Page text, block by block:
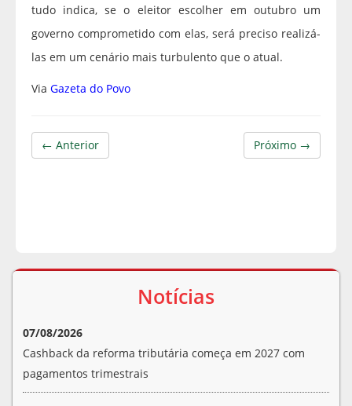
tudo indica, se o eleitor escolher em outubro um
governo comprometido com elas, será preciso realizá-
las em um cenário mais turbulento que o atual.
Via Gazeta do Povo
Próximo →
← Anterior
Notícias
07/08/2026
Cashback da reforma tributária começa em 2027 com
pagamentos trimestrais